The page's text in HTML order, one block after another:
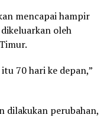
mencapai hampir
oleh
70 hari ke depan,”
dilakukan perubahan,